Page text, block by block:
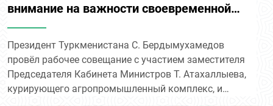
внимание на важности своевременной
подготовки к весенней посевной
кампании
Президент Туркменистана С. Бердымухамедов
провёл рабочее совещание с участием заместителя
Председателя Кабинета Министров Т. Атахаллыева,
курирующего агропромышленный комплекс, и